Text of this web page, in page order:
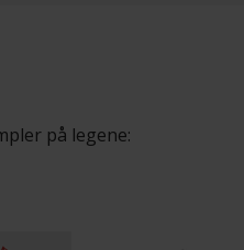
på legene: